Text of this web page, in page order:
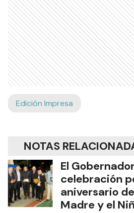
Edición Impresa
NOTAS
El
celebración
aniversario
Madre y el